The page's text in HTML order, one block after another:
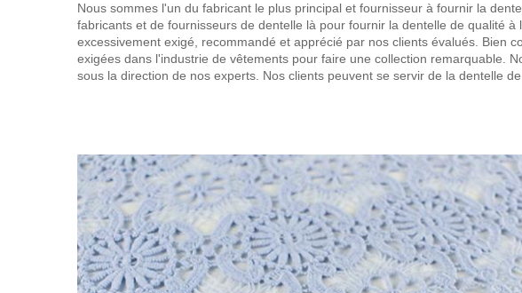
Nous sommes l'un du fabricant le plus principal et fournisseur à fournir la
fabricants et de fournisseurs de dentelle là pour fournir la dentelle de qualité
excessivement exigé, recommandé et apprécié par nos clients évalués. Bien
exigées dans l'industrie de vêtements pour faire une collection remarquable.
sous la direction de nos experts. Nos clients peuvent se servir de la dentelle